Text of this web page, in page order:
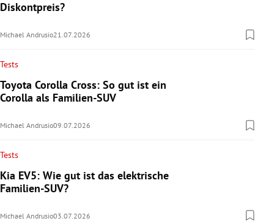
Diskontpreis?
Michael Andrusio21.07.2026
Tests
Toyota Corolla Cross: So gut ist ein
Corolla als Familien-SUV
Michael Andrusio09.07.2026
Tests
Kia EV5: Wie gut ist das elektrische
Familien-SUV?
Michael Andrusio03.07.2026